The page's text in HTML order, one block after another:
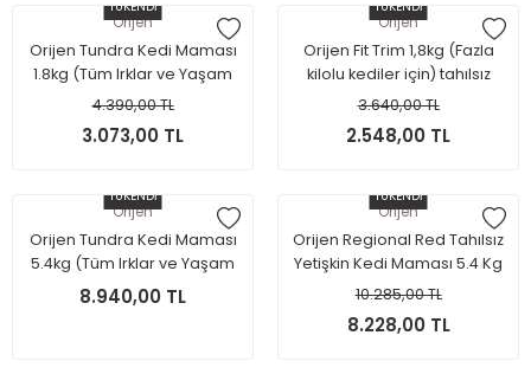
TÜKENDİ
Orijen
Orijen Tundra Kedi Maması
1.8kg (Tüm Irklar ve Yaşam
Evresi)
4.390,00 TL
3.073,00 TL
TÜKENDİ
Orijen
Orijen Fit Trim 1,8kg (Fazla
kilolu kediler için) tahılsız
mama
3.640,00 TL
2.548,00 TL
TÜKENDİ
Orijen
Orijen Tundra Kedi Maması
5.4kg (Tüm Irklar ve Yaşam
Evresi)
8.940,00 TL
TÜKENDİ
Orijen
Orijen Regional Red Tahılsız
Yetişkin Kedi Maması 5.4 Kg
10.285,00 TL
8.228,00 TL